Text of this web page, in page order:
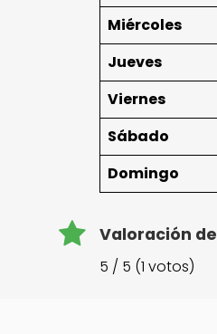
Miércoles
Jueves
Viernes
Sábado
Domingo
Valoración
5 / 5 (1 votos)